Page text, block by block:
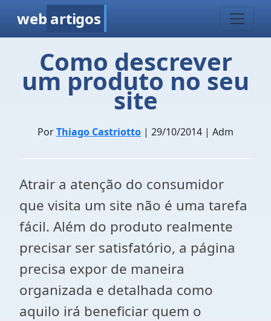
web artigos
Como descrever
um produto no seu
site
PorThiago Castriotto | 29/10/2014 | Adm
Atrair a atenção do consumidor
que visita um site não é uma tarefa
fácil. Além do produto realmente
precisar ser satisfatório, a página
precisa expor de maneira
organizada e detalhada como
aquilo irá beneficiar quem o